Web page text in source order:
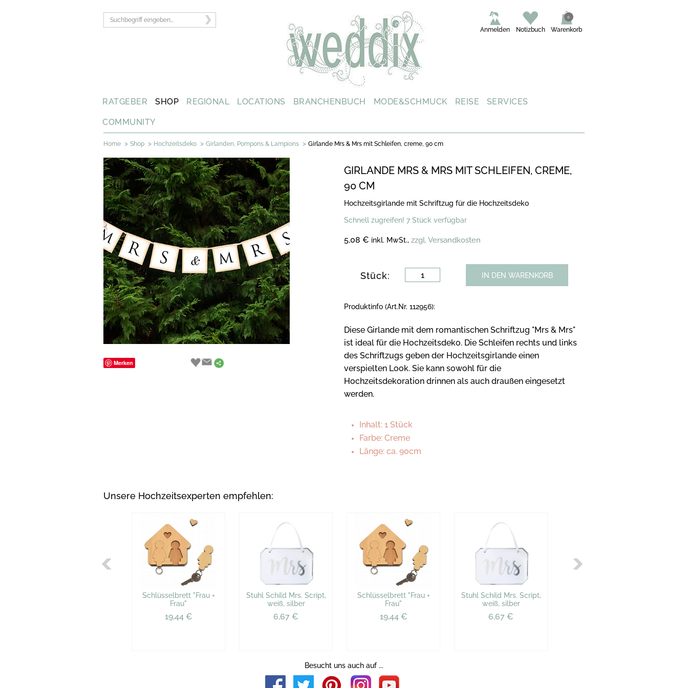
Warenkorb
0
Notizbuch
Anmelden
RATGEBER SHOP REGIONAL LOCATIONS BRANCHENBUCH MODE&SCHMUCK REISE SERVICES
COMMUNITY
Home > Shop > Hochzeitsdeko > Girlanden, Pompons & Lampions > Girlande Mrs & Mrs mit Schleifen, creme, 90 cm
Merken
GIRLANDE MRS & MRS MIT SCHLEIFEN, CREME,
90 CM
Hochzeitsgirlande mit Schriftzug für die Hochzeitsdeko
Schnell zugreifen! 7 Stück verfügbar
5,08 € inkl. MwSt., zzgl. Versandkosten
Stück: IN DEN WARENKORB
Produktinfo (Art.Nr. 112956):
Diese Girlande mit dem romantischen Schriftzug "Mrs & Mrs"
ist ideal für die Hochzeitsdeko. Die Schleifen rechts und links
des Schriftzugs geben der Hochzeitsgirlande einen
verspielten Look. Sie kann sowohl für die
Hochzeitsdekoration drinnen als auch draußen eingesetzt
werden.
Inhalt: 1 Stück
Farbe: Creme
Länge: ca. 90cm
Unsere Hochzeitsexperten empfehlen:
Schlüsselbrett "Frau +
Frau"
19,44 €
Stuhl Schild Mrs. Script,
weiß, silber
6,67 €
Schlüsselbrett "Frau +
Frau"
19,44 €
Stuhl Schild Mrs. Script,
weiß, silber
6,67 €
Besucht uns auch auf ...